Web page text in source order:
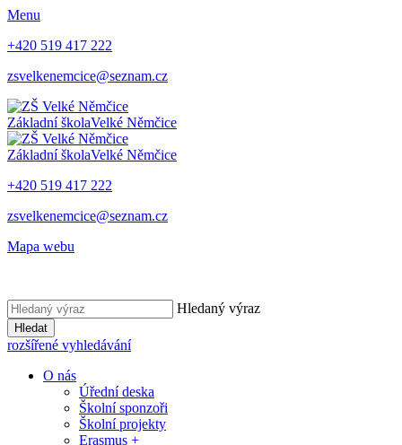
Menu
+420 519 417 222
zsvelkenemcice@seznam.cz
Základní školaVelké Němčice
Základní školaVelké Němčice
+420 519 417 222
zsvelkenemcice@seznam.cz
Mapa webu
Hledaný výraz
Hledat
rozšířené vyhledávání
O nás
Úřední deska
Školní sponzoři
Školní projekty
Erasmus +